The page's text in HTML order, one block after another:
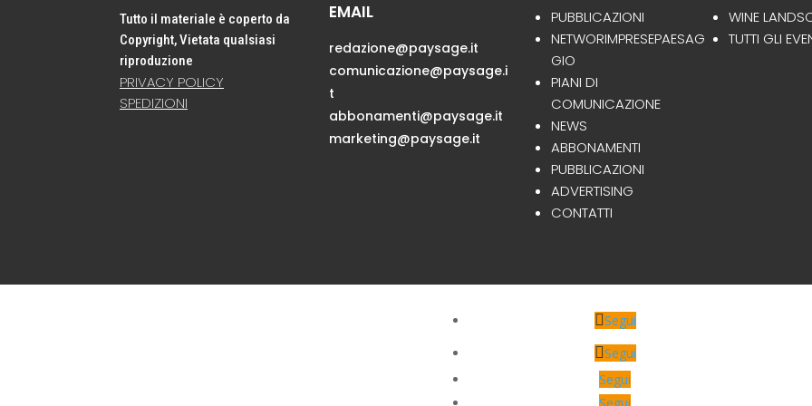
Tutto il materiale è coperto da
Copyright, Vietata qualsiasi
riproduzione
PRIVACY POLICY
SPEDIZIONI
EMAIL
redazione@paysage.it
comunicazione@paysage.i
t
abbonamenti@paysage.it
marketing@paysage.it
PUBBLICAZIONI
NETWORIMPRESEPAESAG
GIO
PIANI DI
COMUNICAZIONE
NEWS
ABBONAMENTI
PUBBLICAZIONI
ADVERTISING
CONTATTI
WINE
TUTTI GLI
Segui
Segui
Segui